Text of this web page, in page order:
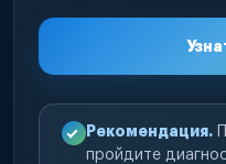
Рекомендация.
пройдите